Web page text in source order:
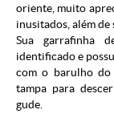
oriente, muito
inusitados, além
Sua garrafinha
identificado e
com o barulho do
tampa para
gude.